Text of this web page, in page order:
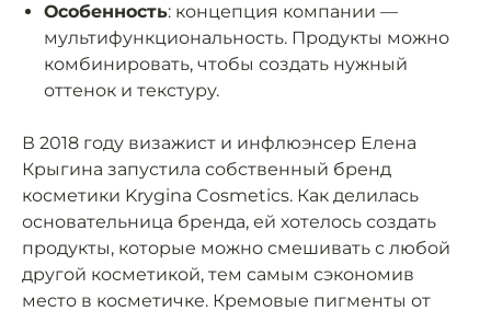
Особенность: концепция компании —
мультифункциональность. Продукты можно
комбинировать, чтобы создать нужный
оттенок и текстуру.
В 2018 году визажист и инфлюэнсер Елена
Крыгина запустила собственный бренд
косметики Krygina Cosmetics. Как делилась
основательница бренда, ей хотелось создать
продукты, которые можно смешивать с любой
другой косметикой, тем самым сэкономив
место в косметичке. Кремовые пигменты от